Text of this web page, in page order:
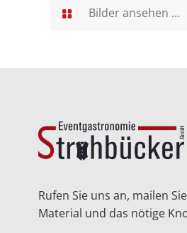
Bilder ansehen …
Rufen Sie uns an, mailen
Material und das nötige